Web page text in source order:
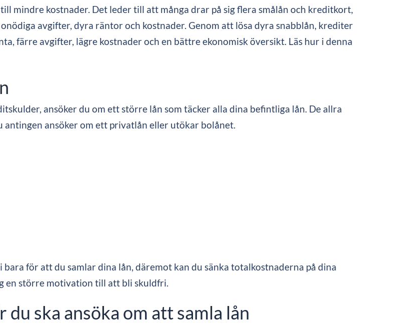
mindre kostnader. Det leder till att många drar på sig flera smålån och kreditkort,
avgifter, dyra räntor och kostnader. Genom att lösa dyra snabblån, krediter
färre avgifter, lägre kostnader och en bättre ekonomisk översikt. Läs hur i denna
ansöker du om ett större lån som täcker alla dina befintliga lån. De allra
ansöker om ett privatlån eller utökar bolånet.
för att du samlar dina lån, däremot kan du sänka totalkostnaderna på dina
en större motivation till att bli skuldfri.
ska ansöka om att samla lån